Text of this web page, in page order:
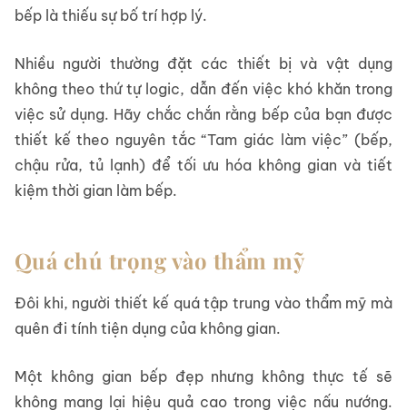
bếp là thiếu sự bố trí hợp lý.
Nhiều người thường đặt các thiết bị và vật dụng
không theo thứ tự logic, dẫn đến việc khó khăn trong
việc sử dụng. Hãy chắc chắn rằng bếp của bạn được
thiết kế theo nguyên tắc “Tam giác làm việc” (bếp,
chậu rửa, tủ lạnh) để tối ưu hóa không gian và tiết
kiệm thời gian làm bếp.
Quá chú trọng vào thẩm mỹ
Đôi khi, người thiết kế quá tập trung vào thẩm mỹ mà
quên đi tính tiện dụng của không gian.
Một không gian bếp đẹp nhưng không thực tế sẽ
không mang lại hiệu quả cao trong việc nấu nướng.